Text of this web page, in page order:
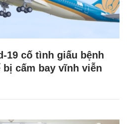
19 cố tình giấu bệnh
bị cấm bay vĩnh viễn